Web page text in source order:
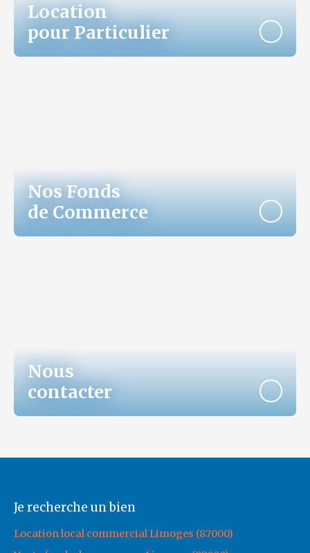
Location
pour Particulier
Nos Fonds
de Commerce
Nous
contacter
Je recherche un bien
Location local commercial Limoges (87000)